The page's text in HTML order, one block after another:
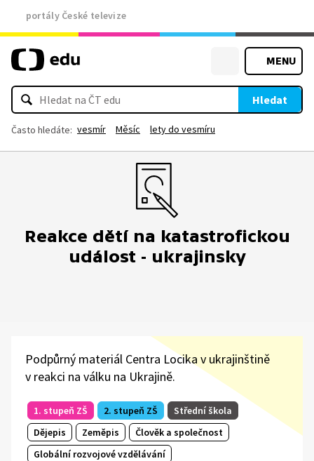
portály České televize
MENU
Hledat
Často hledáte: vesmír Měsíc lety do vesmíru
Reakce dětí na katastrofickou
událost - ukrajinsky
Podpůrný materiál Centra Locika v ukrajinštině
v reakci na válku na Ukrajině.
1. stupeň ZŠ 2. stupeň ZŠ
Střední škola
Dějepis
Zeměpis
Člověk a společnost
Globální rozvojové vzdělávání